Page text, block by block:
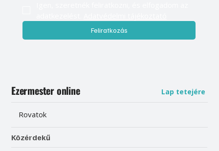
Feliratkozás
Ezermester online Lap tetejére
Rovatok
Közérdekű